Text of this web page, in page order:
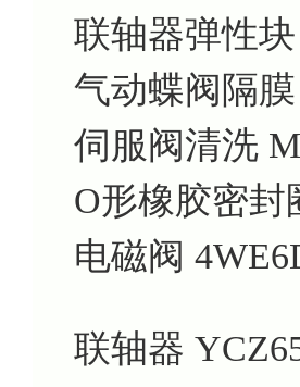
联轴器弹性块
气动蝶阀隔膜
伺服阀清洗
O形橡胶密封
电磁阀
联轴器